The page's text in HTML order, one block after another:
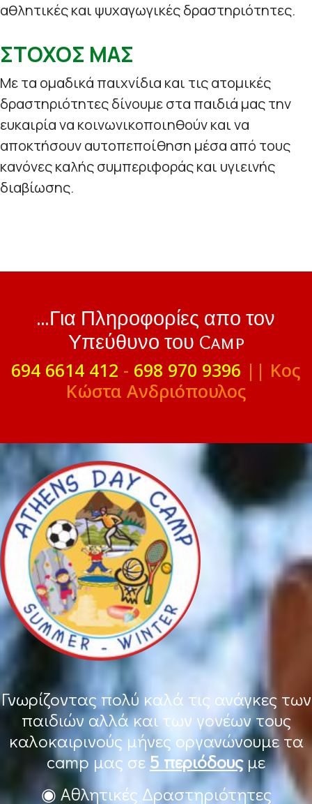
αθλητικές και ψυχαγωγικές δραστηριότητες.
ΣΤΟΧΟΣ ΜΑΣ
Με τα ομαδικά παιχνίδια και τις ατομικές
δραστηριότητες δίνουμε στα παιδιά μας την
ευκαιρία να κοινωνικοποιηθούν και να
αποκτήσουν αυτοπεποίθηση μέσα από τους
κανόνες καλής συμπεριφοράς και υγιεινής
διαβίωσης.
...Για Πληροφορίες απο τον
Υπεύθυνο του Camp
694 6614 412 - 698 970 9396 || Κος
Κώστα Ανδριόπουλος
Γνωρίζοντας πολύ καλά τις ανάγκες των
παιδιών αλλά και των γονέων τους
καλοκαιρινούς μήνες οργανώνουμε τα
camp μας σε 5 περιόδουςμε
◉ Αθλητικές Δραστηριότητες